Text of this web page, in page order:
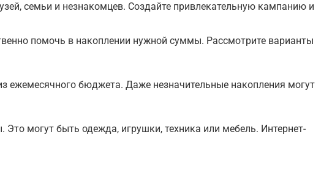
семьи и незнакомцев. Создайте привлекательную кампанию и
помочь в накоплении нужной суммы. Рассмотрите варианты
ежемесячного бюджета. Даже незначительные накопления могут
могут быть одежда, игрушки, техника или мебель. Интернет-